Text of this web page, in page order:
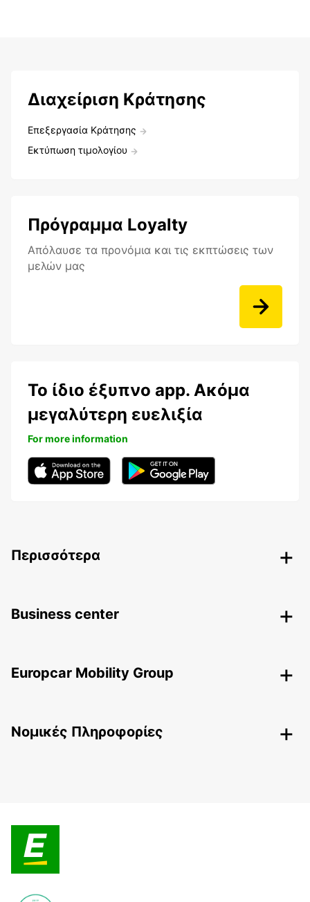
Διαχείριση Κράτησης
Επεξεργασία Κράτησης
Εκτύπωση τιμολογίου
Πρόγραμμα Loyalty
Aπόλαυσε τα προνόμια και τις εκπτώσεις των
μελών μας
Το ίδιο έξυπνο app. Ακόμα
μεγαλύτερη ευελιξία
For more information
Περισσότερα
Business center
Europcar Mobility Group
Nομικές Πληροφορίες